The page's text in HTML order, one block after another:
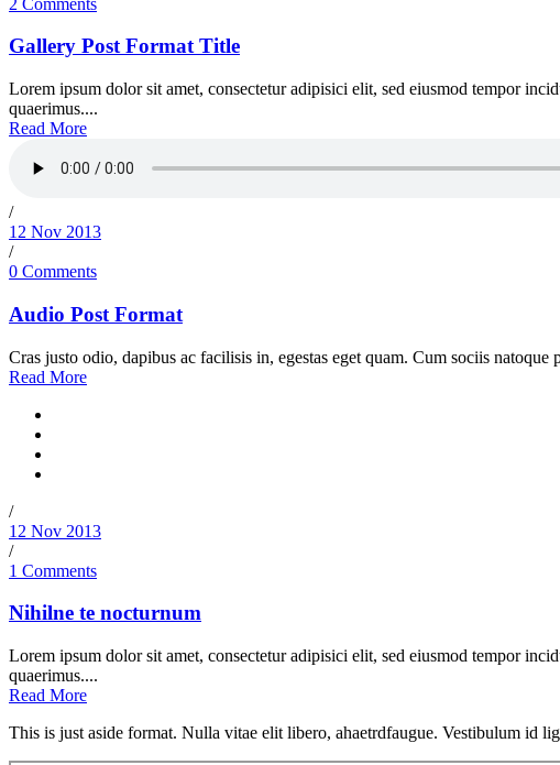
Gallery Post Format Title
Lorem ipsum dolor sit amet, consectetur adipisici elit, sed eiusmod tempor
quaerimus....
Read More
/
12 Nov 2013
/
0 Comments
Audio Post Format
Cras justo odio, dapibus ac facilisis in, egestas eget quam. Cum sociis
Read More
/
12 Nov 2013
/
1 Comments
Nihilne te nocturnum
Lorem ipsum dolor sit amet, consectetur adipisici elit, sed eiusmod tempor
quaerimus....
Read More
This is just aside format. Nulla vitae elit libero, ahaetrdfaugue. Vestibulum id